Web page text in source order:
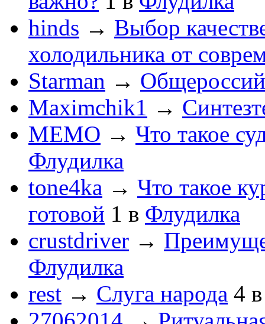
hinds → Выбор
холодильника от
Starman →
Maximchik1 →
MEMO → Что такое
Флудилка
tone4ka → Что такое
готовой 1 в Флудилка
crustdriver →
Флудилка
rest → Слуга народа 4